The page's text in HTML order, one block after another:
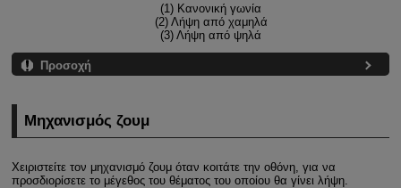
(1) Κανονική γωνία
(2) Λήψη από χαμηλά
(3) Λήψη από ψηλά
Προσοχή
Μηχανισμός ζουμ
Χειριστείτε τον μηχανισμό ζουμ όταν κοιτάτε την οθόνη, για να
προσδιορίσετε το μέγεθος του θέματος του οποίου θα γίνει λήψη.